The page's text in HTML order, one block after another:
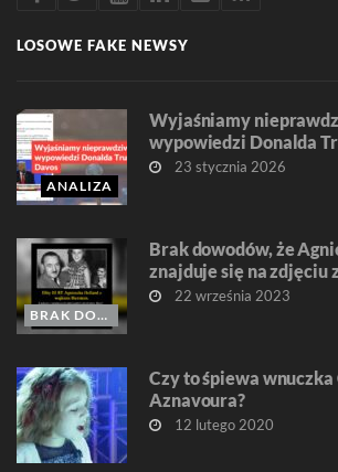
LOSOWE FAKE NEWSY
ANALIZA
Wyjaśniamy
wypowiedzi Donalda
23 stycznia 2026
BRAK DOWODÓW
Brak dowodów, że
znajduje się na zdjęciu
22 września 2023
Czy to śpiewa wnuczka
Aznavoura?
12 lutego 2020